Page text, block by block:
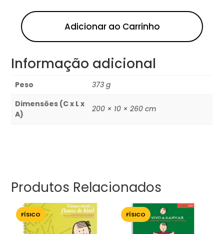
Adicionar ao Carrinho
Informação adicional
Peso
373 g
Dimensões (C x L x
A)
200 × 10 × 260 cm
Produtos Relacionados
FÍSICO FÍSICO